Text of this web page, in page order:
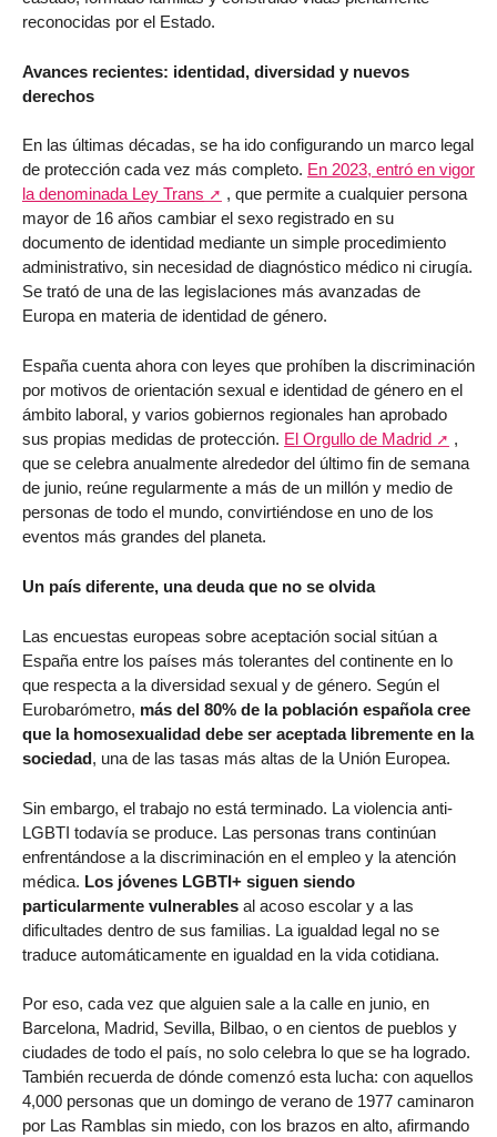
reconocidas por el Estado.
Avances recientes: identidad, diversidad y nuevos
derechos
En las últimas décadas, se ha ido configurando un marco legal
de protección cada vez más completo. En 2023, entró en vigor
la denominada Ley Trans
, que permite a cualquier persona
mayor de 16 años cambiar el sexo registrado en su
documento de identidad mediante un simple procedimiento
administrativo, sin necesidad de diagnóstico médico ni cirugía.
Se trató de una de las legislaciones más avanzadas de
Europa en materia de identidad de género.
España cuenta ahora con leyes que prohíben la discriminación
por motivos de orientación sexual e identidad de género en el
ámbito laboral, y varios gobiernos regionales han aprobado
sus propias medidas de protección. El Orgullo de Madrid
,
que se celebra anualmente alrededor del último fin de semana
de junio, reúne regularmente a más de un millón y medio de
personas de todo el mundo, convirtiéndose en uno de los
eventos más grandes del planeta.
Un país diferente, una deuda que no se olvida
Las encuestas europeas sobre aceptación social sitúan a
España entre los países más tolerantes del continente en lo
que respecta a la diversidad sexual y de género. Según el
Eurobarómetro, más del 80% de la población española cree
que la homosexualidad debe ser aceptada libremente en la
sociedad, una de las tasas más altas de la Unión Europea.
Sin embargo, el trabajo no está terminado. La violencia anti-
LGBTI todavía se produce. Las personas trans continúan
enfrentándose a la discriminación en el empleo y la atención
médica. Los jóvenes LGBTI+ siguen siendo
particularmente vulnerables al acoso escolar y a las
dificultades dentro de sus familias. La igualdad legal no se
traduce automáticamente en igualdad en la vida cotidiana.
Por eso, cada vez que alguien sale a la calle en junio, en
Barcelona, Madrid, Sevilla, Bilbao, o en cientos de pueblos y
ciudades de todo el país, no solo celebra lo que se ha logrado.
También recuerda de dónde comenzó esta lucha: con aquellos
4,000 personas que un domingo de verano de 1977 caminaron
por Las Ramblas sin miedo, con los brazos en alto, afirmando